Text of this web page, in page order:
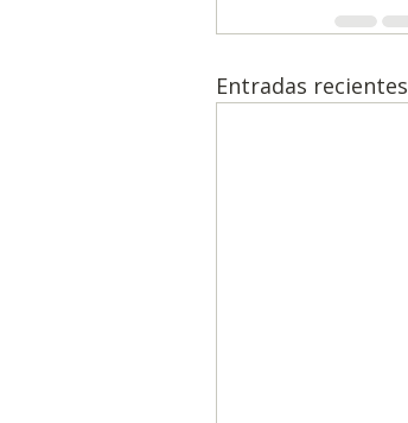
Entradas recientes